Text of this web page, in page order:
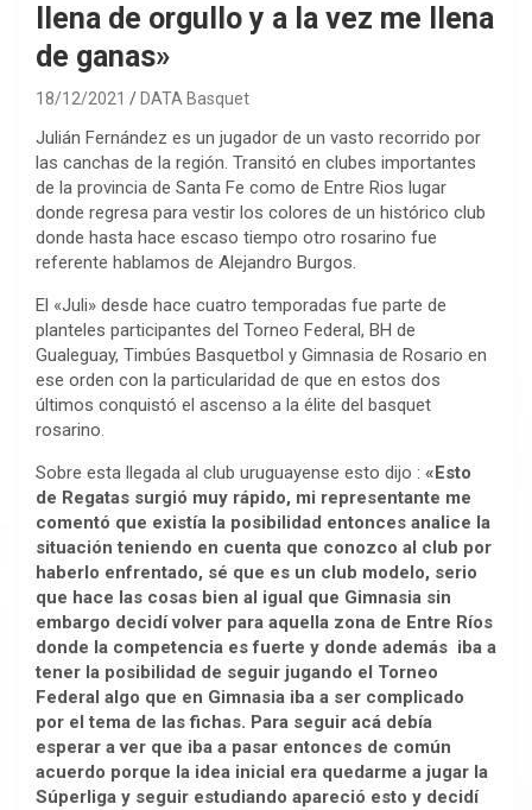
llena de orgullo y a la vez me llena
de ganas»
18/12/2021 DATA Basquet
Julián Fernández es un jugador de un vasto recorrido por
las canchas de la región. Transitó en clubes importantes
de la provincia de Santa Fe como de Entre Rios lugar
donde regresa para vestir los colores de un histórico club
donde hasta hace escaso tiempo otro rosarino fue
referente hablamos de Alejandro Burgos.
El «Juli» desde hace cuatro temporadas fue parte de
planteles participantes del Torneo Federal, BH de
Gualeguay, Timbúes Basquetbol y Gimnasia de Rosario en
ese orden con la particularidad de que en estos dos
últimos conquistó el ascenso a la élite del basquet
rosarino.
Sobre esta llegada al club uruguayense esto dijo : «Esto
de Regatas surgió muy rápido, mi representante me
comentó que existía la posibilidad entonces analice la
situación teniendo en cuenta que conozco al club por
haberlo enfrentado, sé que es un club modelo, serio
que hace las cosas bien al igual que Gimnasia sin
embargo decidí volver para aquella zona de Entre Ríos
donde la competencia es fuerte y donde además iba a
tener la posibilidad de seguir jugando el Torneo
Federal algo que en Gimnasia iba a ser complicado
por el tema de las fichas. Para seguir acá debía
esperar a ver que iba a pasar entonces de común
acuerdo porque la idea inicial era quedarme a jugar la
Súperliga y seguir estudiando apareció esto y decidí